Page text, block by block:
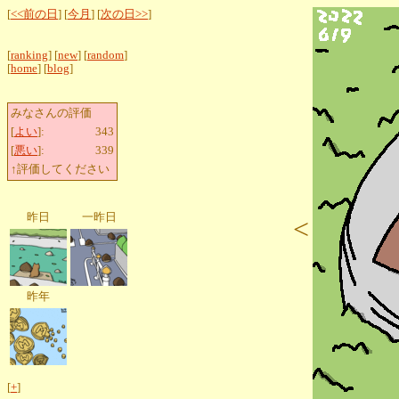
[<<前の日 ] [今月 ] [次の日>>]
[ranking] [new] [random]
[home] [blog]
みなさんの評価
[よい]:
343
[悪い]:
339
↑評価してください
昨日 一昨日
昨年
[+]
<